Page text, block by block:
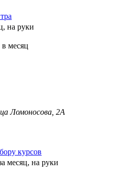
на руки
месяц
Ломоносова, 2А
курсов
месяц, на руки